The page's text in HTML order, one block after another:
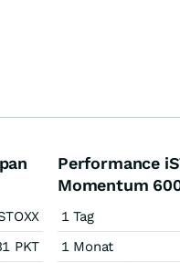
PKT
Performance
Momentum
1 Tag
1 Monat